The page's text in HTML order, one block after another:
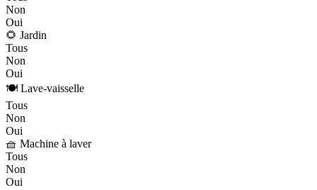
Non
Oui
🌻 Jardin
Tous
Non
Oui
🍽️ Lave-vaisselle
Tous
Non
Oui
🧺 Machine à laver
Tous
Non
Oui